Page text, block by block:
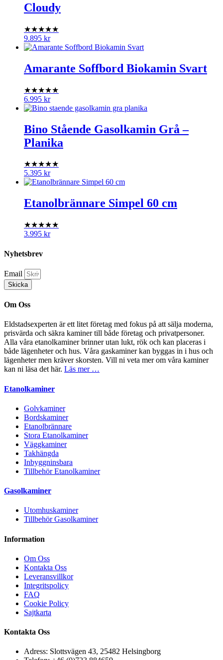
Cloudy
★★★★★
9.895 kr
Amarante Soffbord Biokamin Svart
★★★★★
6.995 kr
Bino Stående Gasolkamin Grå –
Planika
★★★★★
5.395 kr
Etanolbrännare Simpel 60 cm
★★★★★
3.995 kr
Nyhetsbrev
Email
Skicka
Om Oss
Eldstadsexperten är ett litet företag med fokus på att sälja moderna,
prisvärda och säkra kaminer till både företag och privatpersoner.
Alla våra etanolkaminer brinner utan lukt, rök och kan placeras i
både lägenheter och hus. Våra gaskaminer kan byggas in i hus och
lägenheter men kräver skorsten. Vill ni veta mer om våra kaminer
kan ni läsa det här. Läs mer …
Etanolkaminer
Golvkaminer
Bordskaminer
Etanolbrännare
Stora Etanolkaminer
Väggkaminer
Takhängda
Inbyggninsbara
Tillbehör Etanolkaminer
Gasolkaminer
Utomhuskaminer
Tillbehör Gasolkaminer
Information
Om Oss
Kontakta Oss
Leveransvillkor
Integritspolicy
FAQ
Cookie Policy
Sajtkarta
Kontakta Oss
Adress: Slottsvägen 43, 25482 Helsingborg